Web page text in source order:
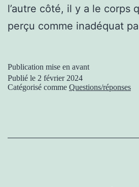
l’autre côté, il y a le corps
perçu comme inadéquat
Publication mise en avant
Publié le 2 février 2024
Catégorisé comme Questions/réponses